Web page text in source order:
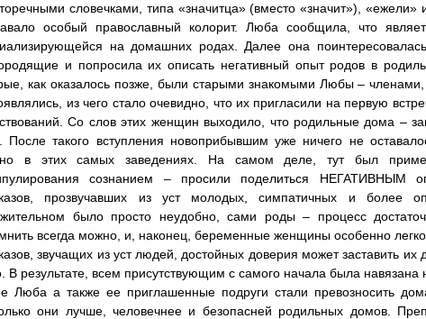
словечками, типа «значитца» (вместо «значит»), «ежели»
особый православный колорит. Люба сообщила, что
на домашних родах. Далее она
и попросила их описать негативный опыт родов в
как оказалось позже, были старыми знакомыми Любы –
из чего стало очевидно, что их пригласили на первую
Со слов этих женщин выходило, что родильные дома –
После такого вступления новоприбывшим уже ничего не
в этих самых заведениях. На самом деле, тут был
сознанием – просили поделиться НЕГАТИВНЫМ
прозвучавших из уст молодых, симпатичных и более
было просто неудобно, сами роды – процесс
всегда можно, и, наконец, беременные женщины особенно
звучащих из уст людей, достойных доверия может заставить
В результате, всем присутствующим с самого начала была навязана
Люба а также ее приглашенные подруги стали превозносить
они лучше, человечнее и безопасней родильных домов.